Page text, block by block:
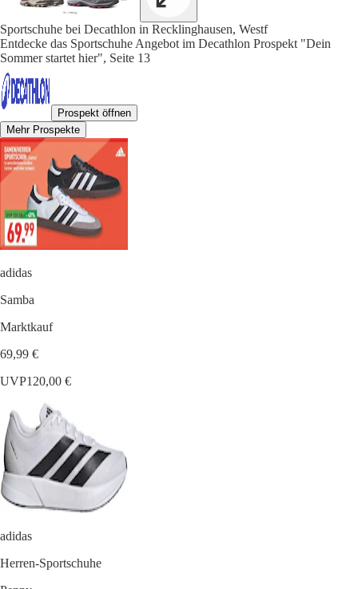
Sportschuhe bei Decathlon in Recklinghausen, Westf
Entdecke das Sportschuhe Angebot im Decathlon Prospekt "Dein
Sommer startet hier", Seite 13
Prospekt öffnen
Mehr Prospekte
adidas
Samba
Marktkauf
69,99 €
UVP120,00 €
adidas
Herren-Sportschuhe